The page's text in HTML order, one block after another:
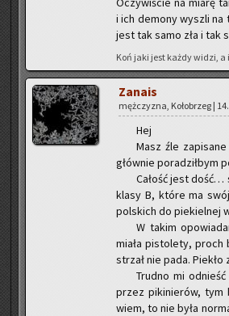
i ich de­mo­ny wy­szli na
jest tak samo zła i tak
Koń jaki jest każdy widzi,
Za­na­is
męż­czy­zna, Ko­ło­brzeg |
Hej
Masz źle
głów­nie po­ra­dził­bym
Ca­łość jest dość…
klasy B, które ma
pol­skich do pie­kiel­nej
W takim
miała pi­sto­le­ty, proch
strzał nie pada.
Trud­no mi
przez pi­ki­nie­rów, tym
wiem, to nie była